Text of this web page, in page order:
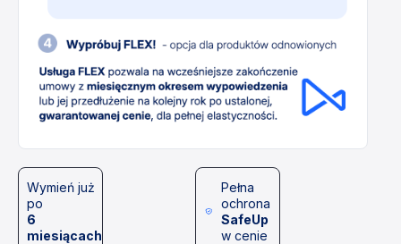
Wymień już
po
6
miesiącach
Pełna
ochrona
SafeUp
w cenie